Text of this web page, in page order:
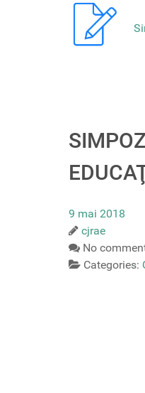
9 mai 2018
cjrae
No
Categories: